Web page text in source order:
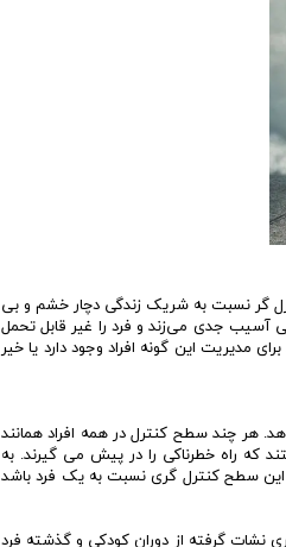
گر نسبت به شریک زندگی دچار خشم و بی
آسیب جدی می‌زند و فرد را غیر قابل تحمل
مدیریت این گونه افراد وجود دارد یا خیر
هر چند سطح کنترل در همه افراد همانند
که راه خطرناکی را در پیش می گیرند. به
این سطح کنترل گری نسبت به یک فرد باشد
نشات گرفته از دوران کودکی و گذشته فرد